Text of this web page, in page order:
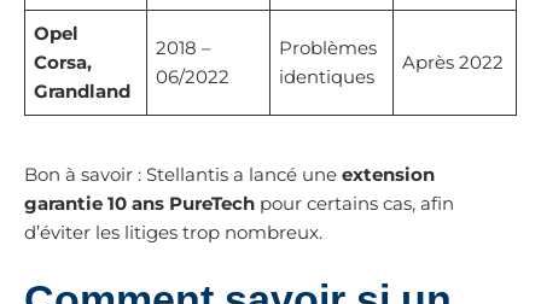
Opel
Corsa,
Grandland
2018 –
06/2022
Problèmes
identiques
Après 2022
Bon à savoir : Stellantis a lancé une extension
garantie 10 ans PureTech pour certains cas, afin
d’éviter les litiges trop nombreux.